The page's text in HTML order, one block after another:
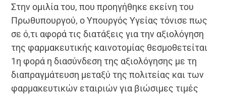
Στην ομιλία του, που προηγήθηκε εκείνη του
Πρωθυπουργού, ο Υπουργός Υγείας τόνισε πως
σε ό,τι αφορά τις διατάξεις για την αξιολόγηση
της φαρμακευτικής καινοτομίας θεσμοθετείται
1η φορά η διασύνδεση της αξιολόγησης με τη
διαπραγμάτευση μεταξύ της πολιτείας και των
φαρμακευτικών εταιριών για βιώσιμες τιμές